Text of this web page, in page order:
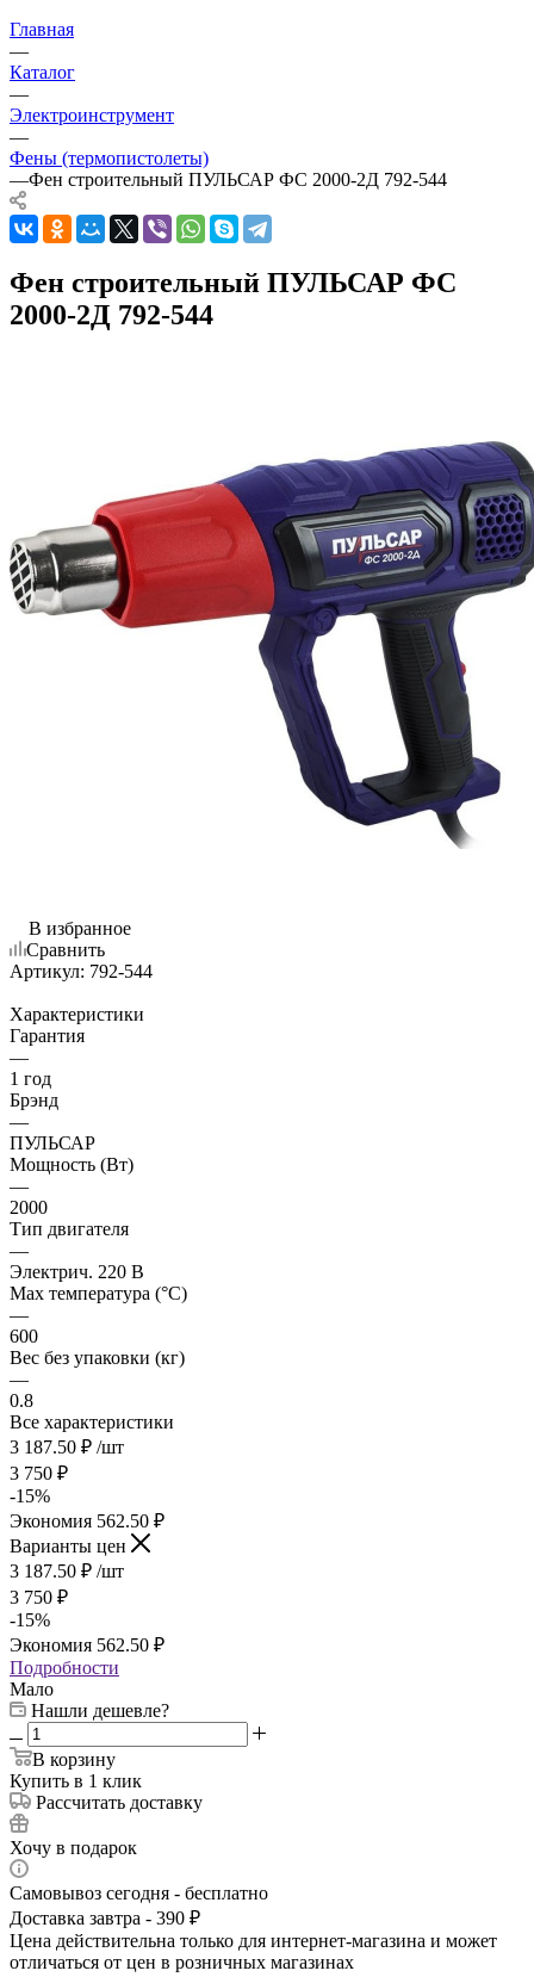
Главная
—
Каталог
—
Электроинструмент
—
Фены (термопистолеты)
—Фен строительный ПУЛЬСАР ФС 2000-2Д 792-544
Фен строительный ПУЛЬСАР ФС
2000-2Д 792-544
В избранное
Сравнить
Артикул: 792-544
Характеристики
Гарантия
—
1 год
Брэнд
—
ПУЛЬСАР
Мощность (Вт)
—
2000
Тип двигателя
—
Электрич. 220 В
Мах температура (°С)
—
600
Вес без упаковки (кг)
—
0.8
Все характеристики
3 187.50 ₽ /шт
3 750 ₽
-15%
Экономия 562.50 ₽
Варианты цен
3 187.50 ₽ /шт
3 750 ₽
-15%
Экономия 562.50 ₽
Подробности
Мало
Нашли дешевле?
В корзину
Купить в 1 клик
Рассчитать доставку
Хочу в подарок
Самовывоз сегодня - бесплатно
Доставка завтра - 390 ₽
Цена действительна только для интернет-магазина и может
отличаться от цен в розничных магазинах